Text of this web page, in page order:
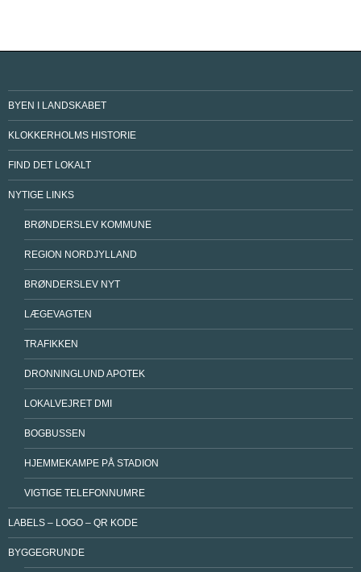
BYEN I LANDSKABET
KLOKKERHOLMS HISTORIE
FIND DET LOKALT
NYTIGE LINKS
BRØNDERSLEV KOMMUNE
REGION NORDJYLLAND
BRØNDERSLEV NYT
LÆGEVAGTEN
TRAFIKKEN
DRONNINGLUND APOTEK
LOKALVEJRET DMI
BOGBUSSEN
HJEMMEKAMPE PÅ STADION
VIGTIGE TELEFONNUMRE
LABELS – LOGO – QR KODE
BYGGEGRUNDE